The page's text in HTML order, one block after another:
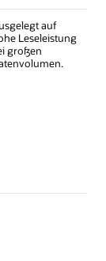
auf
Leseleistung
großen